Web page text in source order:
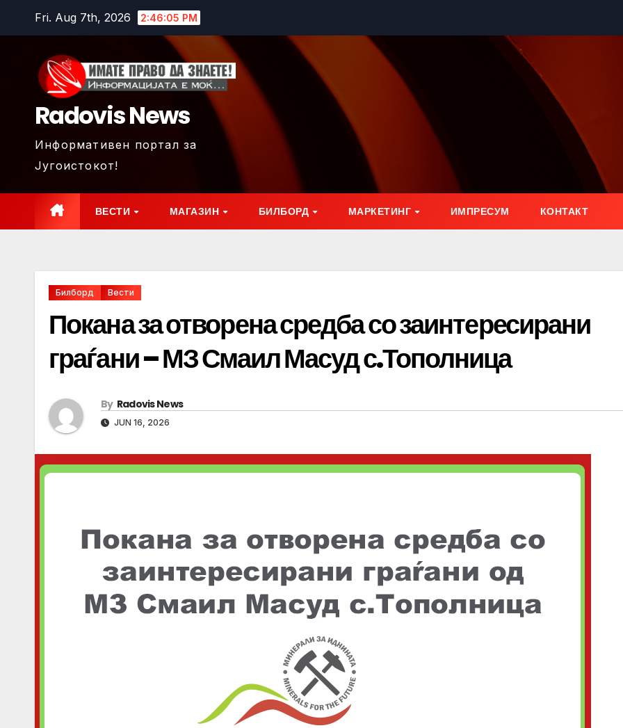
Fri. Aug 7th, 2026 2:46:06 PM
Radovis News
Информативен портал за
Југоистокот!
ВЕСТИ МАГАЗИН БИЛБОРД МАРКЕТИНГ ИМПРЕСУМ КОНТАКТ
Билборд Вести
Покана за отворена средба со заинтересирани
граѓани – МЗ Смаил Масуд с.Тополница
By Radovis News
JUN 16, 2026